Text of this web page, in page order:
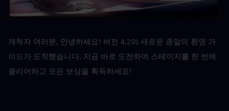
개척자 여러분, 안녕하세요! 버전 4.2의 새로운 종말의 환영 가
이드가 도착했습니다. 지금 바로 도전하여 스테이지를 한 번에
클리어하고 모든 보상을 획득하세요!